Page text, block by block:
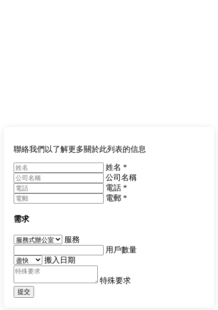
聯絡我們以了解更多關於此列表的信息
姓名 *
公司名稱
電話 *
電郵 *
需求
服務
用戶數量
搬入日期
特殊要求
提交